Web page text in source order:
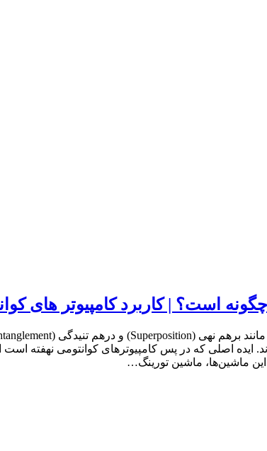
است؟ | کاربرد کامپیوتر های
ایده اصلی که در پس کامپیوترهای کوانتومی نهفته
این ماشین‌ها، ماشین تورینگ…